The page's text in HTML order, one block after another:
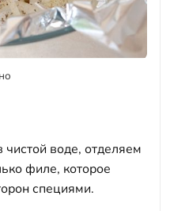
воде, отделяем
филе, которое
специями.